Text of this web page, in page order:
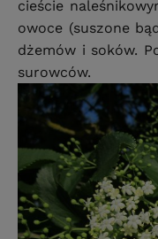
cieście
owoce (suszone
dżemów i soków.
surowców.